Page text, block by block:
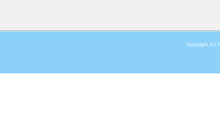
Copyright (C)